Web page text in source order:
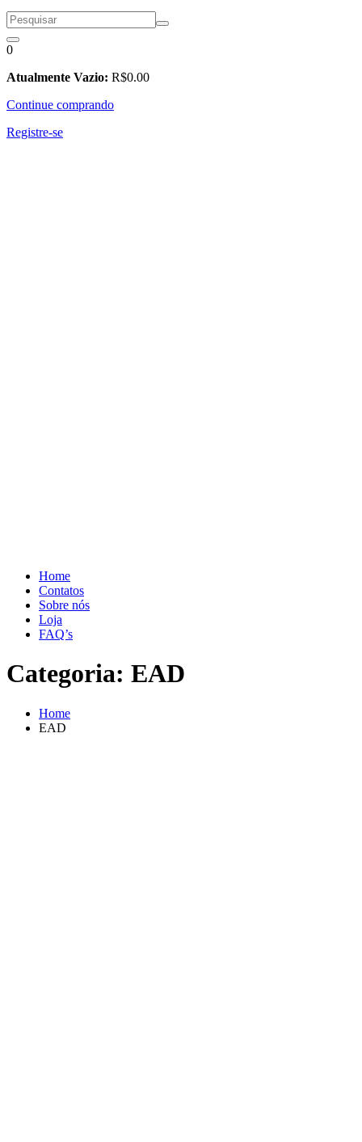
0
Atualmente Vazio: R$0.00
Continue comprando
Registre-se
Home
Contatos
Sobre nós
Loja
FAQ’s
Categoria: EAD
Home
EAD